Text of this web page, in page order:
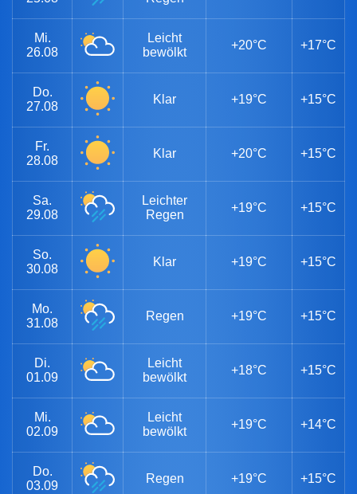
Mi.
26.08
Leicht
bewölkt
+20°C +17°C
Do.
27.08
Klar +19°C +15°C
Fr.
28.08
Klar +20°C +15°C
Sa.
29.08
Leichter
Regen
+19°C +15°C
So.
30.08
Klar +19°C +15°C
Mo.
31.08
Regen +19°C +15°C
Di.
01.09
Leicht
bewölkt
+18°C +15°C
Mi.
02.09
Leicht
bewölkt
+19°C +14°C
Do.
03.09
Regen +19°C +15°C